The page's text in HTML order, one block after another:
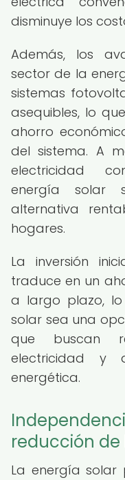
disminuye los
Además, los
sector de la
sistemas
asequibles, lo
ahorro
del sistema. A
electricidad
energía solar
alternativa
hogares.
La inversión
traduce en un
a largo plazo,
solar sea una
que buscan
electricidad y
energética.
reducción
La energía solar